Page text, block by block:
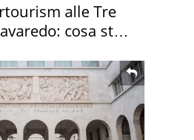
alle Tre
cosa sta